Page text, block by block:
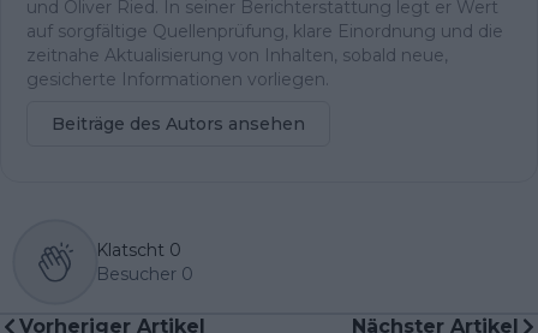
und Oliver Ried. In seiner Berichterstattung legt er Wert
auf sorgfältige Quellenprüfung, klare Einordnung und die
zeitnahe Aktualisierung von Inhalten, sobald neue,
gesicherte Informationen vorliegen.
Beiträge des Autors ansehen
Klatscht 0
Besucher 0
Vorheriger Artikel
Nächster Artikel